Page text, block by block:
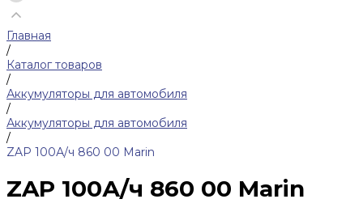
Главная
/
Каталог товаров
/
Аккумуляторы для автомобиля
/
Аккумуляторы для автомобиля
/
ZAP 100А/ч 860 00 Marin
ZAP 100А/ч 860 00 Marin